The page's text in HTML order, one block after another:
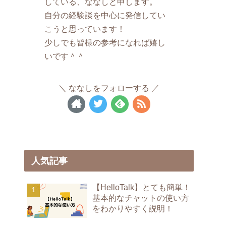
自分の経験談を中心に発信してい
こうと思っています！
少しでも皆様の参考になれば嬉し
いです＾＾
ななしをフォローする
人気記事
【HelloTalk】とても簡単！
基本的なチャットの使い方
をわかりやすく説明！